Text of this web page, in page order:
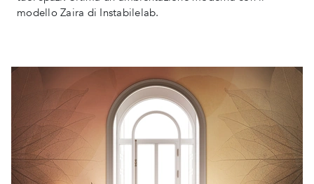
modello Zaira di Instabilelab.